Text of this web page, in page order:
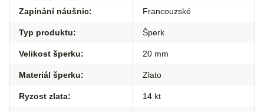
Zapínání náušnic: Francouzské
Typ produktu: Šperk
Velikost šperku: 20 mm
Materiál šperku: Zlato
Ryzost zlata: 14 kt